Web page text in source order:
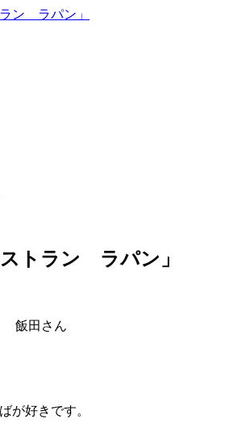
トラン ラパン」
飯田さん
が好きです。